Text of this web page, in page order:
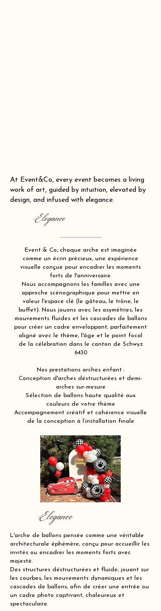
At Event&Co, every event becomes a living
work of art, guided by intuition, elevated by
design, and infused with elegance.
Elegance
Event & Co, chaque arche est imaginée
comme un écrin précieux, une expérience
visuelle conçue pour encadrer les moments
forts de l'anniversaire.
Nous accompagnons les familles avec une
approche scénographique pour mettre en
valeur l'espace clé (le gâteau, le trône, le
buffet). Nous jouons avec les asymétries, les
mouvements fluides et les cascades de ballons
pour créer un cadre enveloppant, parfaitement
aligné avec le thème, l'âge et le point focal
de la célébration dans le canton de Schwyz
6430
Nos prestations arches enfant :
Conception d'arches déstructurées et demi-
arches sur-mesure
Sélection de ballons haute qualité aux
couleurs de votre thème
Accompagnement créatif et cohérence visuelle
de la conception à l’installation finale
Elegance
L'arche de ballons pensée comme une véritable
architecturale éphémère, conçu pour accueillir les
invités ou encadrer les moments forts avec
majesté.
Des structures déstructurées et fluide, jouant sur
les courbes, les mouvements dynamiques et les
cascades de ballons, afin de créer une entrée ou
un cadre photo captivant, chaleureux et
spectaculaire.